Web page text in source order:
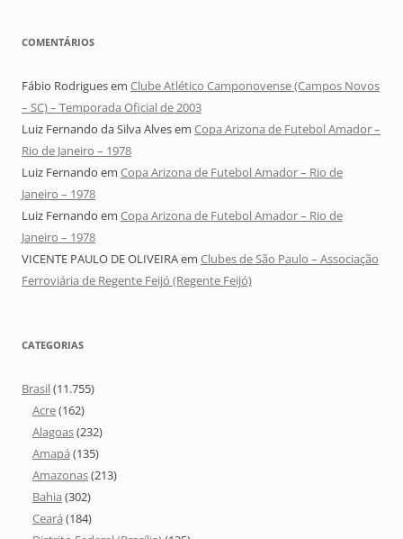
COMENTÁRIOS
Fábio Rodriguesem Clube Atlético Camponovense (Campos Novos
– SC) – Temporada Oficial de 2003
Luiz Fernando da Silva Alvesem Copa Arizona de Futebol Amador –
Rio de Janeiro – 1978
Luiz Fernando em Copa Arizona de Futebol Amador – Rio de
Janeiro – 1978
Luiz Fernando em Copa Arizona de Futebol Amador – Rio de
Janeiro – 1978
VICENTE PAULO DE OLIVEIRAem Clubes de São Paulo – Associação
Ferroviária de Regente Feijó (Regente Feijó)
CATEGORIAS
Brasil(11.755)
Acre(162)
Alagoas(232)
Amapá (135)
Amazonas(213)
Bahia (302)
Ceará (184)